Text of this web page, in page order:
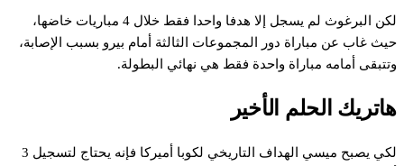
لكن البرغوث لم يسجل إلا هدفا واحدا فقط خلال 4 مباريات خاضها،
حيث غاب عن مباراة دور المجموعات الثالثة أمام بيرو بسبب الإصابة،
وتتبقى أمامه مباراة واحدة فقط هي نهائي البطولة.
هاتريك الحلم الأخير
لكي يصبح ميسي الهداف التاريخي لكوبا أميركا فإنه يحتاج لتسجيل 3